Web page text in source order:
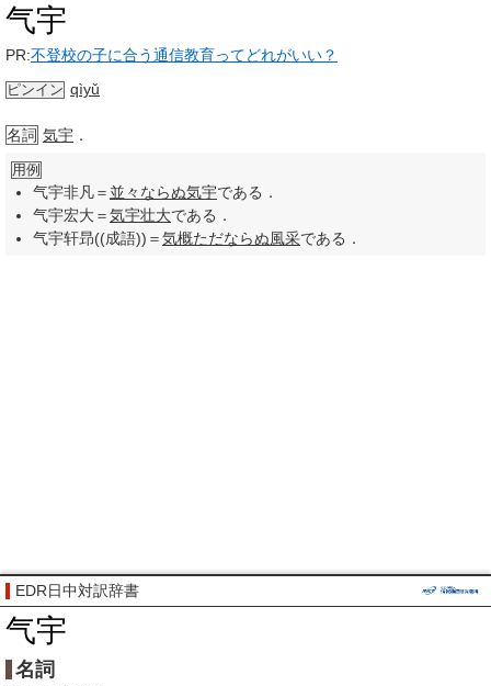
气宇
PR:不登校の子に合う通信教育ってどれがいい？
ピンイン qìyǔ
名詞 気宇 ．
用例
气宇非凡＝ 並々ならぬ気宇である．
气宇宏大＝気宇壮大である．
气宇轩昻((成語))＝気概ただならぬ 風采である．
EDR日中対訳辞書
气宇
名詞